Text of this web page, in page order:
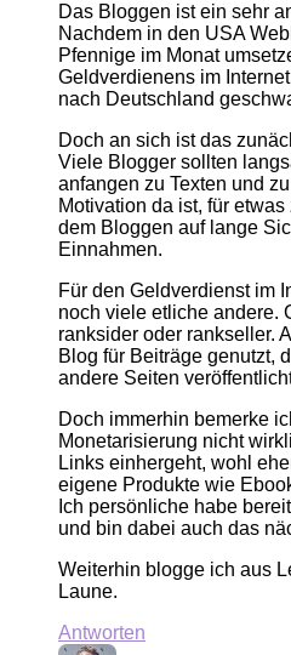
Das Bloggen ist ein sehr
Nachdem in den USA
Pfennige im Monat
Geldverdienens im
nach Deutschland
Doch an sich ist das
Viele Blogger sollten
anfangen zu Texten und
Motivation da ist, für
dem Bloggen auf lange
Einnahmen.
Für den Geldverdienst im
noch viele etliche andere.
ranksider oder rankseller.
Blog für Beiträge genutzt,
andere Seiten
Doch immerhin bemerke
Monetarisierung nicht
Links einhergeht, wohl
eigene Produkte wie
Ich persönliche habe
und bin dabei auch das
Weiterhin blogge ich aus
Laune.
Antworten